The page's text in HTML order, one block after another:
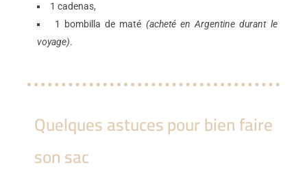
1 cadenas,
1 bombilla de maté (acheté en Argentine durant le
voyage).
Quelques astuces pour bien faire
son sac